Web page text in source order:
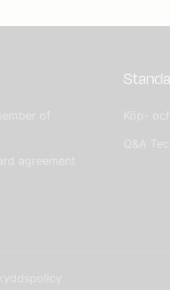
of
agreement
Köp-
Q&A